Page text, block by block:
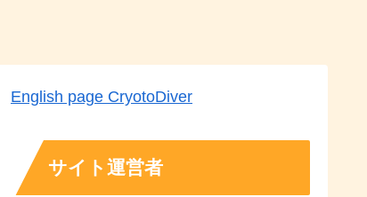
English page CryotoDiver
サイト運営者